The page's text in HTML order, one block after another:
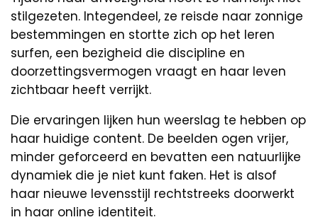
stilgezeten. Integendeel, ze reisde naar zonnige
bestemmingen en stortte zich op het leren
surfen, een bezigheid die discipline en
doorzettingsvermogen vraagt en haar leven
zichtbaar heeft verrijkt.
Die ervaringen lijken hun weerslag te hebben op
haar huidige content. De beelden ogen vrijer,
minder geforceerd en bevatten een natuurlijke
dynamiek die je niet kunt faken. Het is alsof
haar nieuwe levensstijl rechtstreeks doorwerkt
in haar online identiteit.